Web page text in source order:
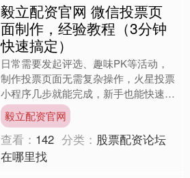
毅立配资官网 微信投票页
面制作，经验教程（3分钟
快速搞定）
日常需要发起评选、趣味PK等活动，
制作投票页面无需复杂操作，火星投票
小程序几步就能完成，新手也能快速上
手，整理了简洁实操步骤，全程无多余
繁琐流程，适合各类场景使....
毅立配资官网
查看： 142 分类： 股票配资论坛
在哪里找